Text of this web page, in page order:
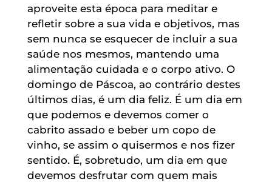
aproveite esta época para meditar e
refletir sobre a sua vida e objetivos, mas
sem nunca se esquecer de incluir a sua
saúde nos mesmos, mantendo uma
alimentação cuidada e o corpo ativo. O
domingo de Páscoa, ao contrário destes
últimos dias, é um dia feliz. É um dia em
que podemos e devemos comer o
cabrito assado e beber um copo de
vinho, se assim o quisermos e nos fizer
sentido. É, sobretudo, um dia em que
devemos desfrutar com quem mais